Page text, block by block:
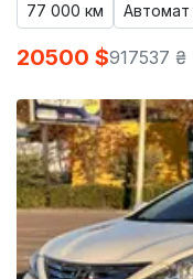
77 000 км Автомат
20500 $917537 ₴